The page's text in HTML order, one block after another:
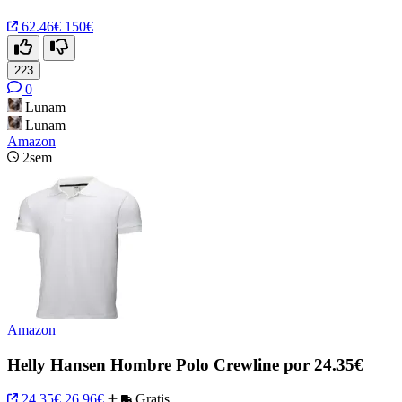
62.46€ 150€
223
0
Lunam
Lunam
Amazon
2sem
Amazon
Helly Hansen Hombre Polo Crewline por 24.35€